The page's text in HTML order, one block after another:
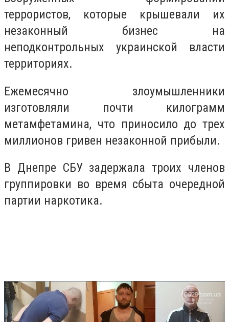
террористов, которые крышевали их
незаконный бизнес на
неподконтрольных украинской власти
территориях.
Ежемесячно злоумышленники
изготовляли почти килограмм
метамфетамина, что приносило до трех
миллионов гривен незаконной прибыли.
В Днепре СБУ задержала троих членов
группировки во время сбыта очередной
партии наркотика.